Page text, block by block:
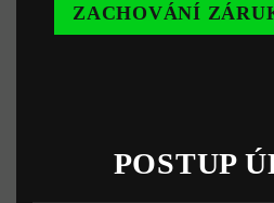
ZACHOVÁNÍ
POSTUP